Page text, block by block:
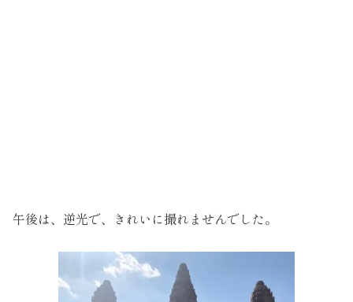
午後は、逆光で、きれいに撮れませんでした。